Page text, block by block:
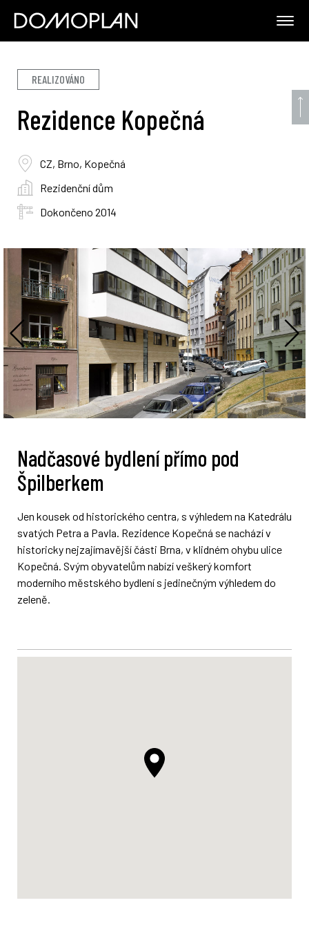
REALIZOVÁNO
Rezidence Kopečná
CZ, Brno, Kopečná
Rezidenční dům
Dokončeno 2014
Nadčasové bydlení přímo pod
Špilberkem
Jen kousek od historického centra, s výhledem na Katedrálu
svatých Petra a Pavla. Rezidence Kopečná se nachází v
historicky nejzajímavější části Brna, v klidném ohybu ulice
Kopečná. Svým obyvatelům nabízí veškerý komfort
moderního městského bydlení s jedinečným výhledem do
zeleně.